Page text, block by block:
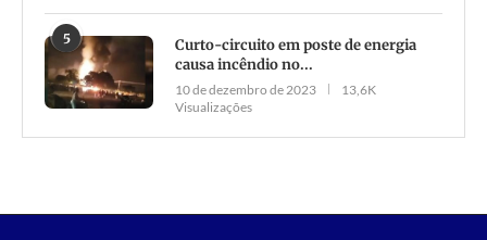
5
Curto-circuito em poste de energia
causa incêndio no...
10 de dezembro de 2023
13,6K
Visualizações